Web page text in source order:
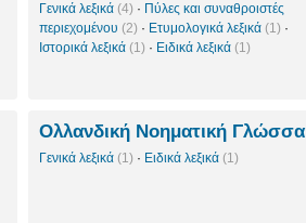
Γενικά λεξικά (4) · Πύλες και συναθροιστές
περιεχομένου (2) · Ετυμολογικά λεξικά (1) ·
Ιστορικά λεξικά (1) · Ειδικά λεξικά (1)
Ολλανδική Νοηματική Γλώσσα
Γενικά λεξικά (1) · Ειδικά λεξικά (1)